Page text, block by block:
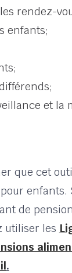
rendez-
enfants;
et la
que cet
enfants.
de
utiliser les
.